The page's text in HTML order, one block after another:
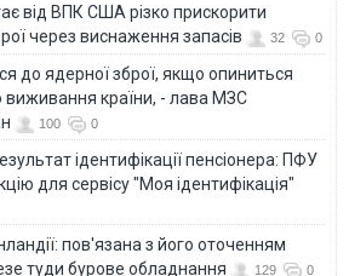
від ВПК США різко прискорити
через виснаження запасів
32 0
до ядерної зброї, якщо опиниться
виживання країни, - лава МЗС
100 0
ідентифікації пенсіонера: ПФУ
для сервісу "Моя ідентифікація"
пов'язана з його оточенням
туди бурове обладнання
129 0